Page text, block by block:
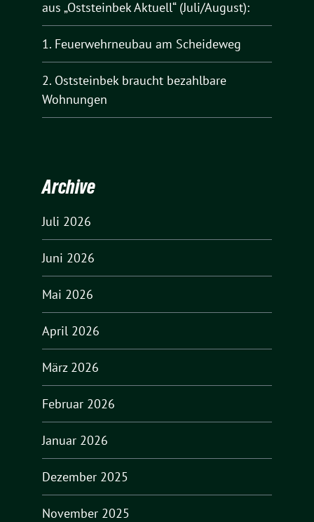
aus „Oststeinbek Aktuell“ (Juli/August):
1. Feuerwehrneubau am Scheideweg
2. Oststeinbek braucht bezahlbare
Wohnungen
Archive
Juli 2026
Juni 2026
Mai 2026
April 2026
März 2026
Februar 2026
Januar 2026
Dezember 2025
November 2025